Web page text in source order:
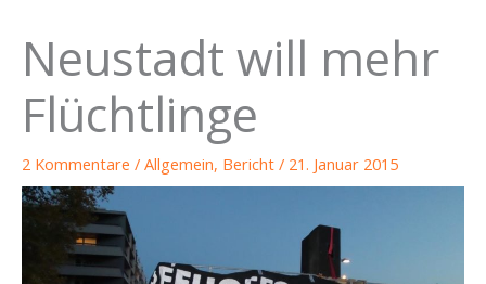
Neustadt will mehr
Flüchtlinge
2 Kommentare / Allgemein, Bericht / 21. Januar 2015